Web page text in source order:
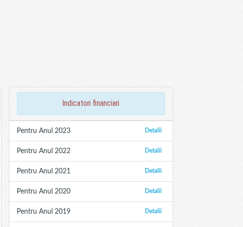
indicatori financiari
Detalii
Pentru Anul 2023
Detalii
Pentru Anul 2022
Detalii
Pentru Anul 2021
Detalii
Pentru Anul 2020
Detalii
Pentru Anul 2019